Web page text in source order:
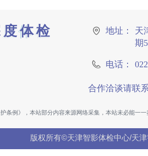
条例》，本站部分内容来源网络采集，本站未必能
体检 地址：
天
期
电话：
合作洽谈请
版权所有©天津智影体检中心/天